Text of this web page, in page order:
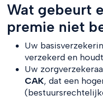
Wat gebeurt
premie niet
Uw
verzekerd en
Uw
CAK, dat een